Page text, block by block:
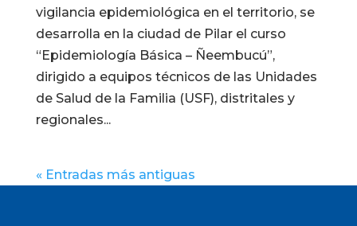
vigilancia epidemiológica en el territorio, se
desarrolla en la ciudad de Pilar el curso
“Epidemiología Básica – Ñeembucú”,
dirigido a equipos técnicos de las Unidades
de Salud de la Familia (USF), distritales y
regionales...
« Entradas más antiguas